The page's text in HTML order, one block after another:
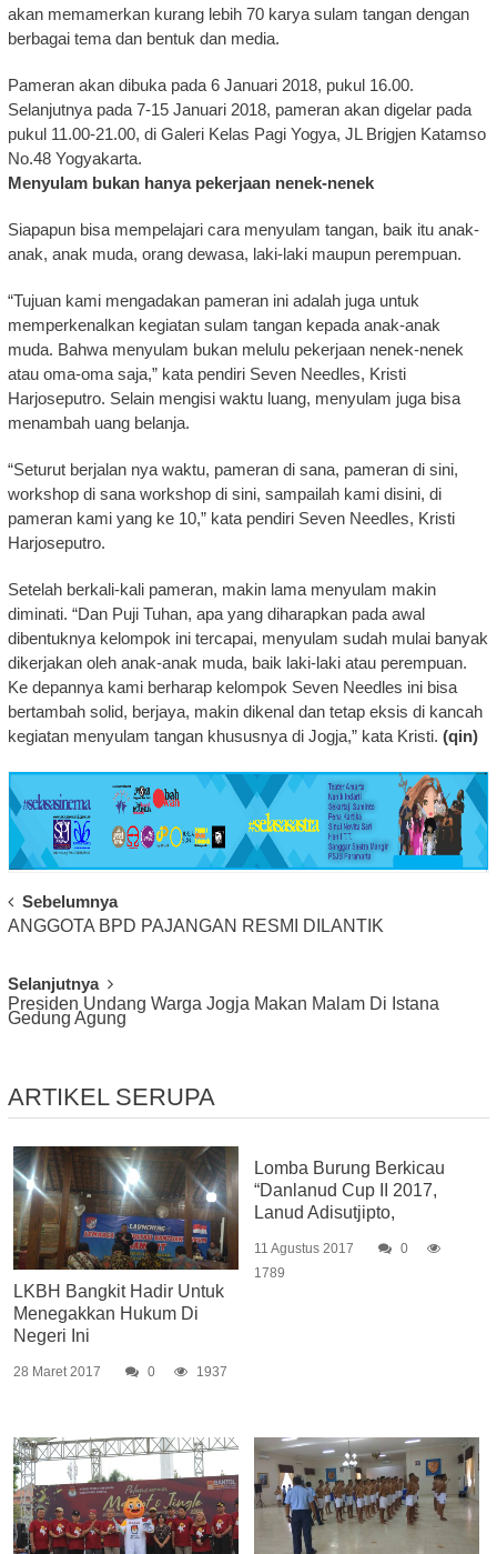
akan memamerkan kurang lebih 70 karya sulam tangan dengan
berbagai tema dan bentuk dan media.
Pameran akan dibuka pada 6 Januari 2018, pukul 16.00.
Selanjutnya pada 7-15 Januari 2018, pameran akan digelar pada
pukul 11.00-21.00, di Galeri Kelas Pagi Yogya, JL Brigjen Katamso
No.48 Yogyakarta.
Menyulam bukan hanya pekerjaan nenek-nenek
Siapapun bisa mempelajari cara menyulam tangan, baik itu anak-
anak, anak muda, orang dewasa, laki-laki maupun perempuan.
“Tujuan kami mengadakan pameran ini adalah juga untuk
memperkenalkan kegiatan sulam tangan kepada anak-anak
muda. Bahwa menyulam bukan melulu pekerjaan nenek-nenek
atau oma-oma saja,” kata pendiri Seven Needles, Kristi
Harjoseputro. Selain mengisi waktu luang, menyulam juga bisa
menambah uang belanja.
“Seturut berjalan nya waktu, pameran di sana, pameran di sini,
workshop di sana workshop di sini, sampailah kami disini, di
pameran kami yang ke 10,” kata pendiri Seven Needles, Kristi
Harjoseputro.
Setelah berkali-kali pameran, makin lama menyulam makin
diminati. “Dan Puji Tuhan, apa yang diharapkan pada awal
dibentuknya kelompok ini tercapai, menyulam sudah mulai banyak
dikerjakan oleh anak-anak muda, baik laki-laki atau perempuan.
Ke depannya kami berharap kelompok Seven Needles ini bisa
bertambah solid, berjaya, makin dikenal dan tetap eksis di kancah
kegiatan menyulam tangan khususnya di Jogja,” kata Kristi. (qin)
Post
Navigation
Sebelumnya
ANGGOTA BPD PAJANGAN RESMI DILANTIK
Selanjutnya
Presiden Undang Warga Jogja Makan Malam Di Istana
Gedung Agung
ARTIKEL SERUPA
LKBH Bangkit Hadir Untuk
Menegakkan Hukum Di
Negeri Ini
28 Maret 2017 0 1937
Lomba Burung Berkicau
“Danlanud Cup II 2017,
Lanud Adisutjipto,
11 Agustus 2017
0
1789